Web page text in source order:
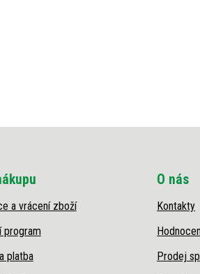
a vrácení zboží
program
platba
O nás
Kontakty
Prodej